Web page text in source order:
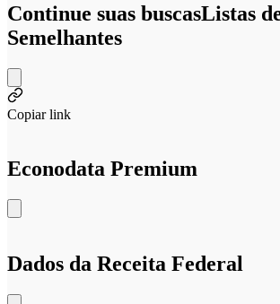
Continue suas buscasListas
Semelhantes
Copiar link
Econodata Premium
Dados da Receita Federal